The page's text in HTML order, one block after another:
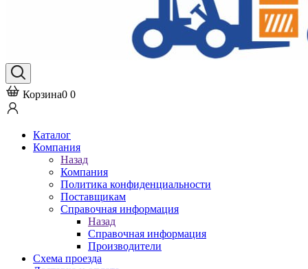
Корзина0 0
Каталог
Компания
Назад
Компания
Политика конфиденциальности
Поставщикам
Справочная информация
Назад
Справочная информация
Производители
Схема проезда